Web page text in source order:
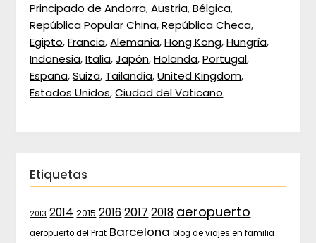
Principado de Andorra,Austria,Bélgica,
República Popular China,República Checa,
Egipto,Francia,Alemania,Hong Kong,Hungría,
Indonesia,Italia,Japón,Holanda,Portugal,
España,Suiza, Tailandia,United Kingdom,
Estados Unidos,Ciudad del Vaticano.
Etiquetas
2013 2014 2015 2016 2017 2018 aeropuerto
aeropuerto del Prat Barcelona blog de viajes en familia